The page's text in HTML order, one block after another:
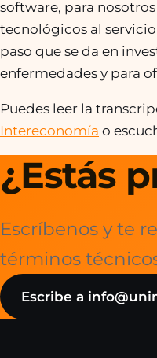
software, para
tecnológicos al
paso que se da en
enfermedades y para
Puedes leer la
Intereconomía o
¿Estás
Escríbenos y te
términos
Escribe a